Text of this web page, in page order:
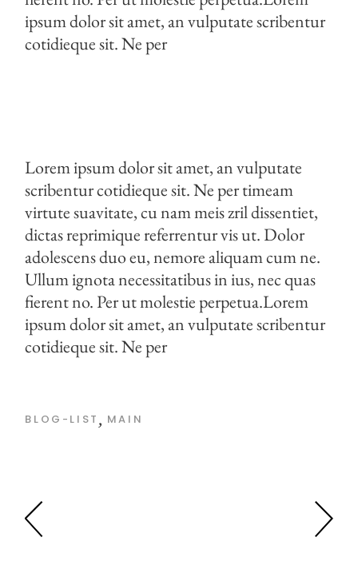
ipsum dolor sit amet, an vulputate scribentur
cotidieque sit. Ne per
Lorem ipsum dolor sit amet, an vulputate
scribentur cotidieque sit. Ne per timeam
virtute suavitate, cu nam meis zril dissentiet,
dictas reprimique referrentur vis ut. Dolor
adolescens duo eu, nemore aliquam cum ne.
Ullum ignota necessitatibus in ius, nec quas
fierent no. Per ut molestie perpetua.Lorem
ipsum dolor sit amet, an vulputate scribentur
cotidieque sit. Ne per
BLOG-LIST MAIN